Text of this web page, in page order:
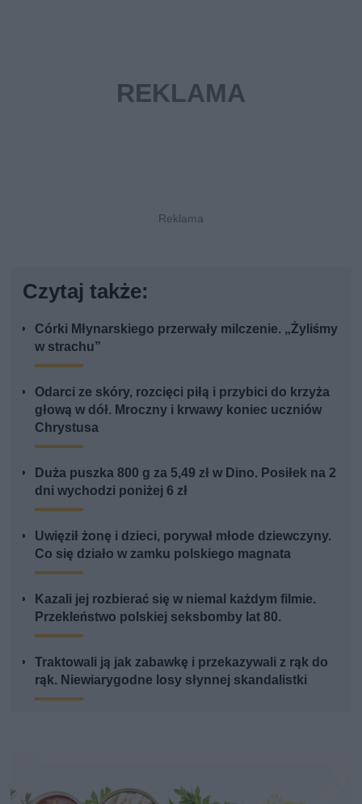
Czytaj także:
Córki Młynarskiego przerwały milczenie. „Żyliśmy
w strachu”
Odarci ze skóry, rozcięci piłą i przybici do krzyża
głową w dół. Mroczny i krwawy koniec uczniów
Chrystusa
Duża puszka 800 g za 5,49 zł w Dino. Posiłek na 2
dni wychodzi poniżej 6 zł
Uwięził żonę i dzieci, porywał młode dziewczyny.
Co się działo w zamku polskiego magnata
Kazali jej rozbierać się w niemal każdym filmie.
Przekleństwo polskiej seksbomby lat 80.
Traktowali ją jak zabawkę i przekazywali z rąk do
rąk. Niewiarygodne losy słynnej skandalistki